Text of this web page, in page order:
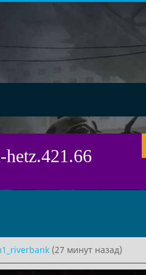
(27 минут назад)